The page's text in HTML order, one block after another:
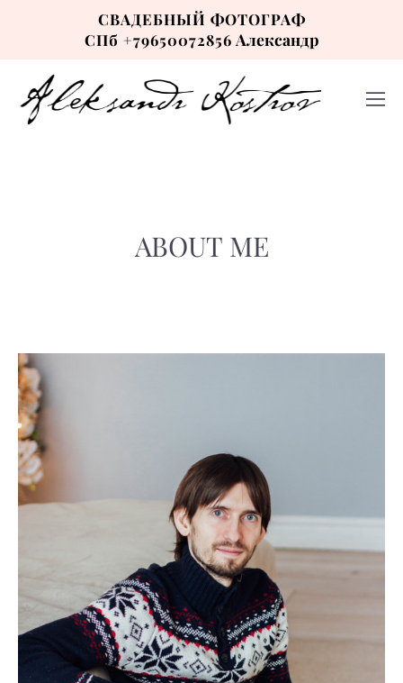
СВАДЕБНЫЙ ФОТОГРАФ
СПб +79650072856 Александр
ABOUT ME